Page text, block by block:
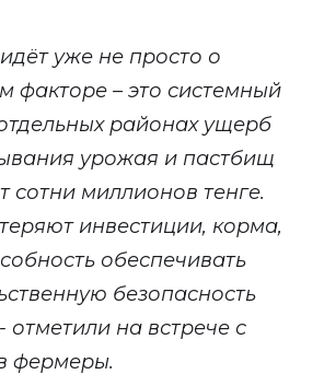
идёт уже не просто о
факторе – это системный
районах ущерб
урожая и пастбищ
сотни миллионов тенге.
инвестиции, корма,
обеспечивать
безопасность
отметили на встрече с
фермеры.